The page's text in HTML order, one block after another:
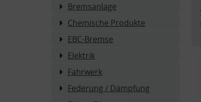
Bremsanlage
Chemische Produkte
EBC-Bremse
Elektrik
Fahrwerk
Federung / Dämpfung